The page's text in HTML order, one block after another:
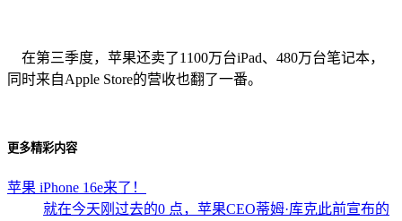
在第三季度，苹果还卖了1100万台iPad、480万台笔记本，
同时来自Apple Store的营收也翻了一番。
更多精彩内容
苹果 iPhone 16e来了！
就在今天刚过去的0 点，苹果CEO蒂姆·库克此前宣布的